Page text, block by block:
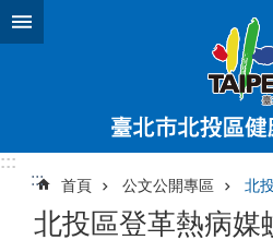
跳到主要內容區塊
:::
:::
首頁 公文公開專區 北
北投區登革熱病媒